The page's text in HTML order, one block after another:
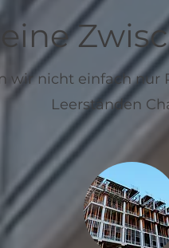
wir nicht einfach
Leerständen